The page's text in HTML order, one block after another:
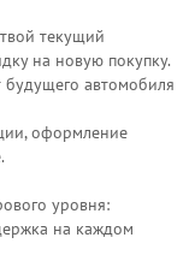
текущий
на новую покупку.
автомобиля
оформление
уровня:
на каждом